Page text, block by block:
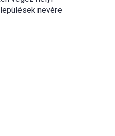
nevére